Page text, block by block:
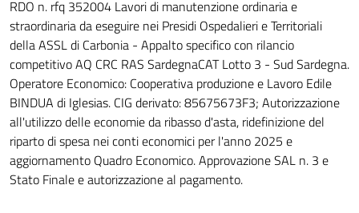
RDO n. rfq 352004 Lavori di manutenzione ordinaria e
straordinaria da eseguire nei Presidi Ospedalieri e Territoriali
della ASSL di Carbonia - Appalto specifico con rilancio
competitivo AQ CRC RAS SardegnaCAT Lotto 3 - Sud Sardegna.
Operatore Economico: Cooperativa produzione e Lavoro Edile
BINDUA di Iglesias. CIG derivato: 85675673F3; Autorizzazione
all'utilizzo delle economie da ribasso d'asta, ridefinizione del
riparto di spesa nei conti economici per l'anno 2025 e
aggiornamento Quadro Economico. Approvazione SAL n. 3 e
Stato Finale e autorizzazione al pagamento.